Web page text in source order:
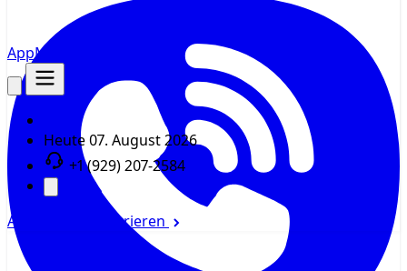
AppMsr
Heute07. August 2026
+1 (929) 207-2584
Anmelden Registrieren